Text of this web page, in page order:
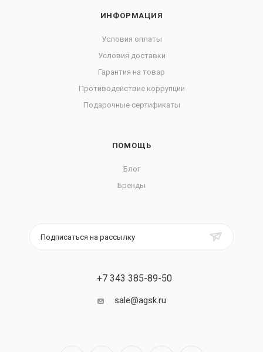
ИНФОРМАЦИЯ
Условия оплаты
Условия доставки
Гарантия на товар
Противодействие коррупции
Подарочные сертификаты
ПОМОЩЬ
Блог
Бренды
Подписаться на рассылку
+7 343 385-89-50
sale@agsk.ru